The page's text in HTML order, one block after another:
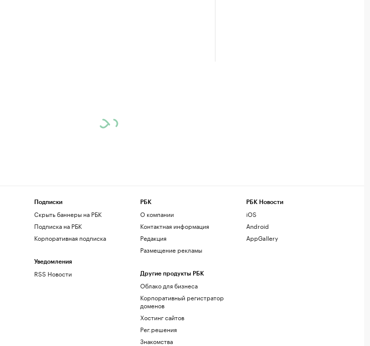
Подписки
Скрыть баннеры на РБК
Подписка на РБК
Корпоративная подписка
Уведомления
RSS Новости
РБК
О компании
Контактная информация
Редакция
Размещение рекламы
Другие продукты РБК
Облако для бизнеса
Корпоративный регистратор
доменов
Хостинг сайтов
Рег.решения
Знакомства
РБК Новости
iOS
Android
AppGallery